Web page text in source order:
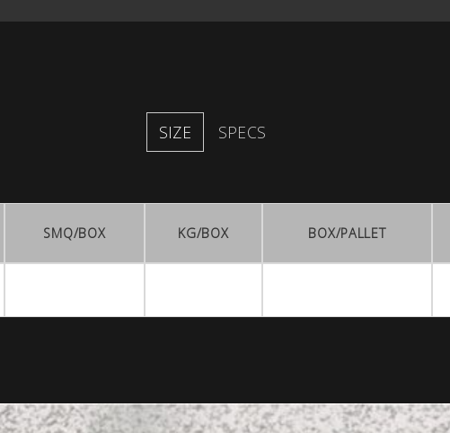
SIZE SPECS
SMQ/BOX KG/BOX BOX/PALLET